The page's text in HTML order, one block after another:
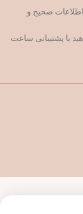
اطلاعات صحیح و
با پشتیبانی ساعت